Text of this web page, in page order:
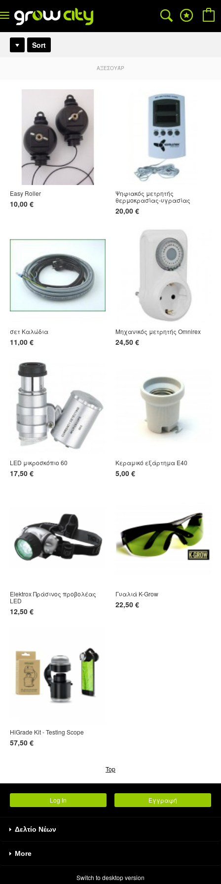
Sort
ΑΞΕΣΟΥΆΡ
Easy Roller
10,00 €
Ψηφιακός μετρητής
θερμοκρασίας-υγρασίας
20,00 €
σετ Καλώδια
11,00 €
Μηχανικός μετρητής Omnirex
24,50 €
LED μικροσκόπιο 60
17,50 €
Κεραμικό εξάρτημα E40
5,00 €
Elektrox Πράσινος προβολέας
LED
12,50 €
Γυαλιά K-Grow
22,50 €
HiGrade Kit - Testing Scope
57,50 €
Top
Log In Εγγραφή
Δελτίο Νέων
More
Switch to desktop version